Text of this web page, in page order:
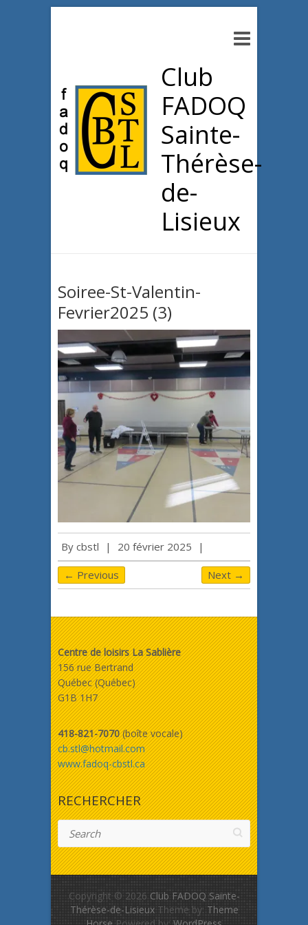
Club
FADOQ
Sainte-
Thérèse-
de-
Lisieux
Soiree-St-Valentin-
Fevrier2025 (3)
By cbstl | 20 février 2025 |
← Previous Next →
Centre de loisirs La Sablière
156 rue Bertrand
Québec (Québec)
G1B 1H7
418-821-7070(boîte vocale)
cb.stl@hotmail.com
www.fadoq-cbstl.ca
RECHERCHER
Copyright © 2026 Club FADOQ Sainte-
Thérèse-de-LisieuxTheme by: Theme